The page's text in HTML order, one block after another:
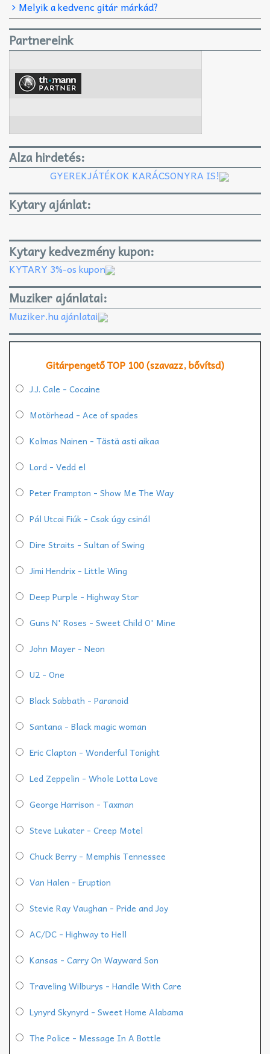
Melyik a kedvenc gitár márkád?
Partnereink
Alza hirdetés:
GYEREKJÁTÉKOK KARÁCSONYRA IS!
Kytary ajánlat:
Kytary kedvezmény kupon:
KYTARY 3%-os kupon
Muziker ajánlatai:
Muziker.hu ajánlatai
Gitárpengető TOP 100 (szavazz, bővítsd)
J.J. Cale - Cocaine
Motörhead - Ace of spades
Kolmas Nainen - Tästä asti aikaa
Lord - Vedd el
Peter Frampton - Show Me The Way
Pál Utcai Fiúk - Csak úgy csinál
Dire Straits - Sultan of Swing
Jimi Hendrix - Little Wing
Deep Purple - Highway Star
Guns N' Roses - Sweet Child O' Mine
John Mayer - Neon
U2 - One
Black Sabbath - Paranoid
Santana - Black magic woman
Eric Clapton - Wonderful Tonight
Led Zeppelin - Whole Lotta Love
George Harrison - Taxman
Steve Lukater - Creep Motel
Chuck Berry - Memphis Tennessee
Van Halen - Eruption
Stevie Ray Vaughan - Pride and Joy
AC/DC - Highway to Hell
Kansas - Carry On Wayward Son
Traveling Wilburys - Handle With Care
Lynyrd Skynyrd - Sweet Home Alabama
The Police - Message In A Bottle